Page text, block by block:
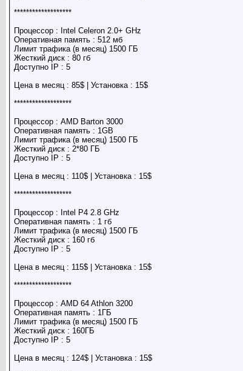
*******************
Процессор : Intel Celeron 2.0+ GHz
Оперативная память : 512 мб
Лимит трафика (в месяц) 1500 ГБ
Жесткий диск : 80 гб
Доступно IP : 5
Цена в месяц : 85$ | Установка : 15$
*******************
Процессор : AMD Barton 3000
Оперативная память : 1GB
Лимит трафика (в месяц) 1500 ГБ
Жесткий диск : 2*80 ГБ
Доступно IP : 5
Цена в месяц : 110$ | Установка : 15$
*******************
Процессор : Intel P4 2.8 GHz
Оперативная память : 1 гб
Лимит трафика (в месяц) 1500 ГБ
Жесткий диск : 160 гб
Доступно IP : 5
Цена в месяц : 115$ | Установка : 15$
*******************
Процессор : AMD 64 Athlon 3200
Оперативная память : 1ГБ
Лимит трафика (в месяц) 1500 ГБ
Жесткий диск : 160ГБ
Доступно IP : 5
Цена в месяц : 124$ | Установка : 15$